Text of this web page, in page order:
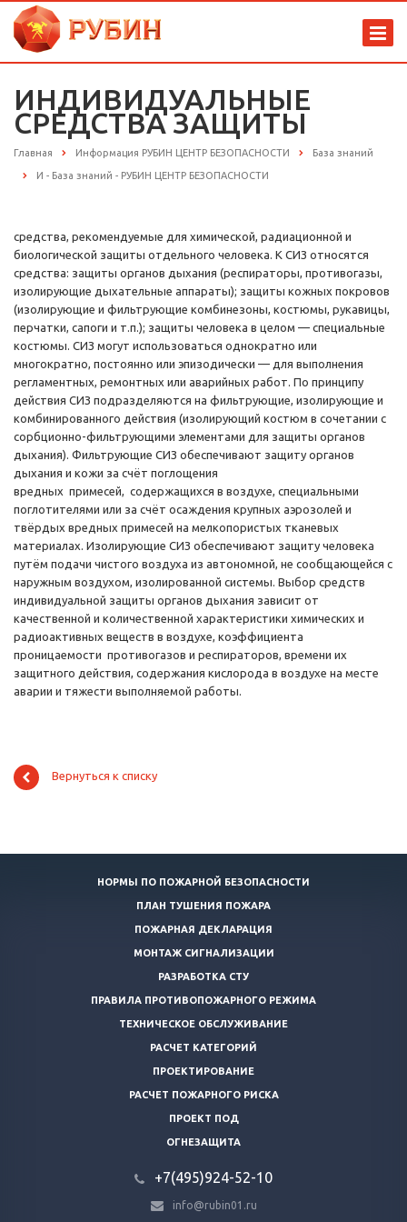
ИНДИВИДУАЛЬНЫЕ
СРЕДСТВА ЗАЩИТЫ
Главная Информация РУБИН ЦЕНТР БЕЗОПАСНОСТИ База знаний
И - База знаний - РУБИН ЦЕНТР БЕЗОПАСНОСТИ
средства, рекомендуемые для химической, радиационной и
биологической защиты отдельного человека. К СИЗ относятся
средства: защиты органов дыхания (респираторы, противогазы,
изолирующие дыхательные аппараты); защиты кожных покровов
(изолирующие и фильтрующие комбинезоны, костюмы, рукавицы,
перчатки, сапоги и т.п.); защиты человека в целом — специальные
костюмы. СИЗ могут использоваться однократно или
многократно, постоянно или эпизодически — для выполнения
регламентных, ремонтных или аварийных работ. По принципу
действия СИЗ подразделяются на фильтрующие, изолирующие и
комбинированного действия (изолирующий костюм в сочетании с
сорбционно-фильтрующими элементами для защиты органов
дыхания). Фильтрующие СИЗ обеспечивают защиту органов
дыхания и кожи за счёт поглощения
вредных примесей, содержащихся в воздухе, специальными
поглотителями или за счёт осаждения крупных аэрозолей и
твёрдых вредных примесей на мелкопористых тканевых
материалах. Изолирующие СИЗ обеспечивают защиту человека
путём подачи чистого воздуха из автономной, не сообщающейся с
наружным воздухом, изолированной системы. Выбор средств
индивидуальной защиты органов дыхания зависит от
качественной и количественной характеристики химических и
радиоактивных веществ в воздухе, коэффициента
проницаемости противогазов и респираторов, времени их
защитного действия, содержания кислорода в воздухе на месте
аварии и тяжести выполняемой работы.
Вернуться к списку
НОРМЫ ПО ПОЖАРНОЙ БЕЗОПАСНОСТИ
ПЛАН ТУШЕНИЯ ПОЖАРА
ПОЖАРНАЯ ДЕКЛАРАЦИЯ
МОНТАЖ СИГНАЛИЗАЦИИ
РАЗРАБОТКА СТУ
ПРАВИЛА ПРОТИВОПОЖАРНОГО РЕЖИМА
ТЕХНИЧЕСКОЕ ОБСЛУЖИВАНИЕ
РАСЧЕТ КАТЕГОРИЙ
ПРОЕКТИРОВАНИЕ
РАСЧЕТ ПОЖАРНОГО РИСКА
ПРОЕКТ ПОД
ОГНЕЗАЩИТА
+7(495)924-52-10
info@rubin01.ru